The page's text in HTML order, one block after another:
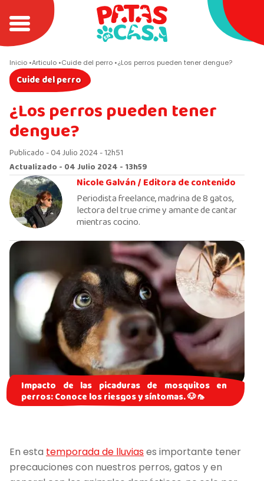
Inicio Articulo Cuide del perro ¿Los perros pueden tener dengue?
Cuide del perro
¿Los perros pueden tener
dengue?
Publicado - 04 Julio 2024 - 12h51
Actualizado - 04 Julio 2024 - 13h59
Nicole Galván /Editora de contenido
Periodista freelance, madrina de 8 gatos,
lectora del true crime y amante de cantar
mientras cocino.
Impacto de las picaduras de mosquitos en
perros: Conoce los riesgos y síntomas. 🐶🦟
En esta temporada de lluviases importante tener
precauciones con nuestros perros, gatos y en